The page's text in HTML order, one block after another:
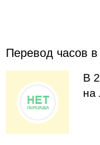
Перевод часов в
В
на